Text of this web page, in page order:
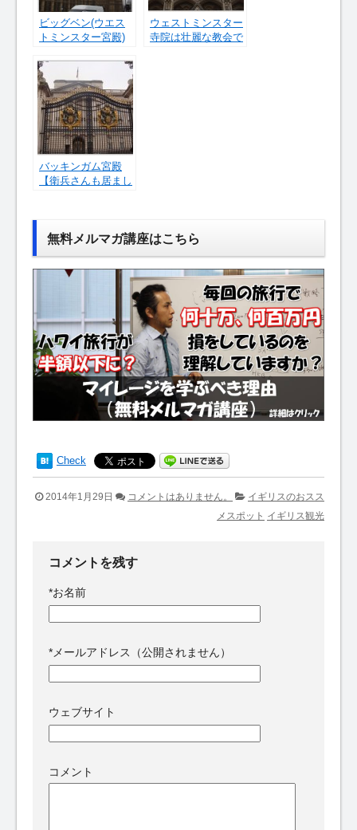
ビッグベン(ウエス
トミンスター宮殿)
す！】
ウェストミンスター
寺院は壮麗な教会で
バッキンガム宮殿
【衛兵さんも居まし
無料メルマガ講座はこちら
Check
2014年1月29日 コメントはありません。
イギリスのおスス
メスポット イギリス観光
コメントを残す
*お名前
* メールアドレス（公開されません）
ウェブサイト
コメント